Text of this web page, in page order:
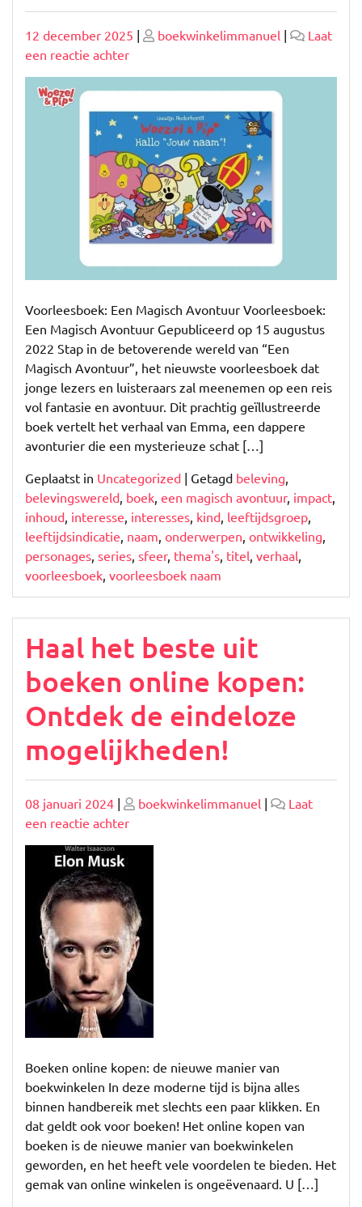
Geplaatst
op
12 december 2025 | Geplaatst
boekwinkelimmanuel |
Laat
een reactie achterop
Ontdek
het
Betoverende
Voorleesboek:
De
Naamloze
Avonturen
Voorleesboek: Een Magisch Avontuur Voorleesboek:
Een Magisch Avontuur Gepubliceerd op 15 augustus
2022 Stap in de betoverende wereld van “Een
Magisch Avontuur”, het nieuwste voorleesboek dat
jonge lezers en luisteraars zal meenemen op een reis
vol fantasie en avontuur. Dit prachtig geïllustreerde
boek vertelt het verhaal van Emma, een dappere
avonturier die een mysterieuze schat […]
Geplaatst in Uncategorized | Getagd beleving,
belevingswereld, boek, een magisch avontuur, impact,
inhoud, interesse, interesses, kind, leeftijdsgroep,
leeftijdsindicatie, naam, onderwerpen, ontwikkeling,
personages, series, sfeer, thema's, titel, verhaal,
voorleesboek, voorleesboek naam
Haal het beste uit
boeken online kopen:
Ontdek de eindeloze
mogelijkheden!
Geplaatst
op
08 januari 2024 | Geplaatst
op
boekwinkelimmanuel |
Laat
een reactie achterop
Haal
uit
boeken
online
kopen:
de
eindeloze
mogelijkheden!
Boeken online kopen: de nieuwe manier van
boekwinkelen In deze moderne tijd is bijna alles
binnen handbereik met slechts een paar klikken. En
dat geldt ook voor boeken! Het online kopen van
boeken is de nieuwe manier van boekwinkelen
geworden, en het heeft vele voordelen te bieden. Het
gemak van online winkelen is ongeëvenaard. U […]